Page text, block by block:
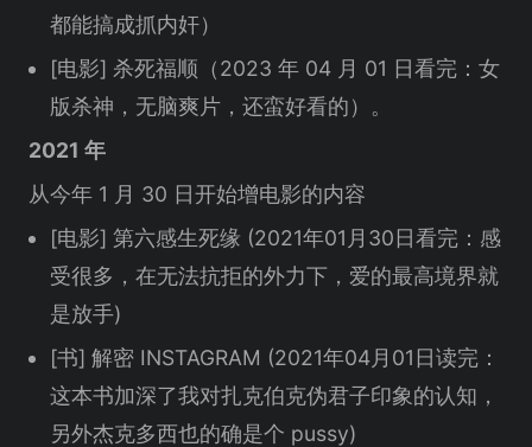
都能搞成抓内奸）
[电影] 杀死福顺（2023 年 04 月 01 日看完：女
版杀神，无脑爽片，还蛮好看的）。
2021 年
从今年 1 月 30 日开始增电影的内容
[电影] 第六感生死缘 (2021年01月30日看完：感
受很多，在无法抗拒的外力下，爱的最高境界就
是放手)
[书] 解密 INSTAGRAM (2021年04月01日读完：
这本书加深了我对扎克伯克伪君子印象的认知，
另外杰克多西也的确是个 pussy)